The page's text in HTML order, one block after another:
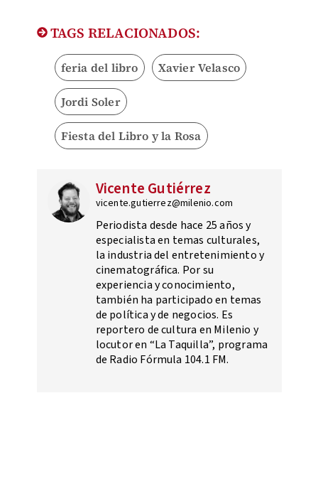
TAGS RELACIONADOS:
feria del libro Xavier Velasco
Jordi Soler
Fiesta del Libro y la Rosa
Vicente Gutiérrez
vicente.gutierrez@milenio.com
Periodista desde hace 25 años y
especialista en temas culturales,
la industria del entretenimiento y
cinematográfica. Por su
experiencia y conocimiento,
también ha participado en temas
de política y de negocios. Es
reportero de cultura en Milenio y
locutor en “La Taquilla”, programa
de Radio Fórmula 104.1 FM.